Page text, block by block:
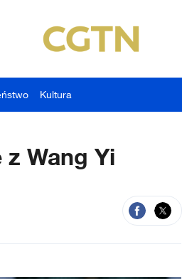
Kultura
Wang Yi